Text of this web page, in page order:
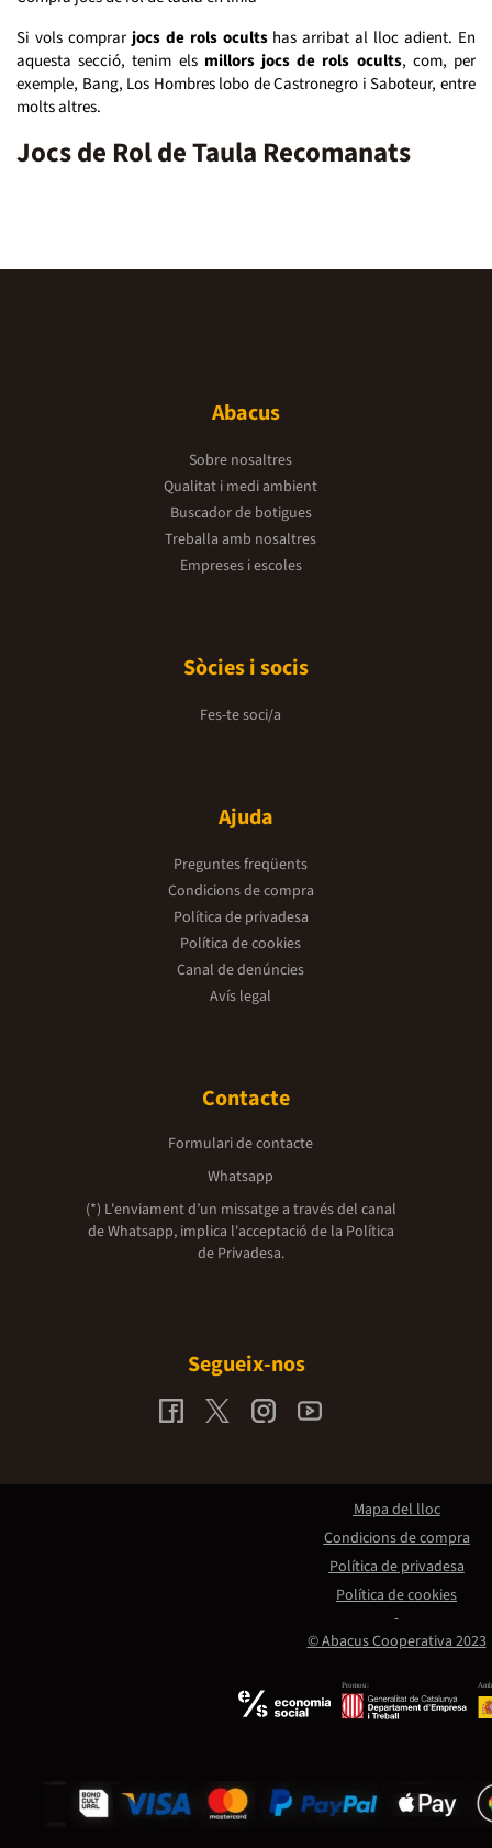
Si vols comprarjocs de rols ocultshas arribat al lloc adient. En
aquesta secció, tenim els millors jocs de rols ocults, com, per
exemple, Bang, Los Hombres lobo de Castronegro i Saboteur, entre
molts altres.
Jocs de Rol de Taula Recomanats
Abacus
Sobre nosaltres
Qualitat i medi ambient
Buscador de botigues
Treballa amb nosaltres
Empreses i escoles
Sòcies i socis
Fes-te soci/a
Ajuda
Preguntes freqüents
Condicions de compra
Política de privadesa
Política de cookies
Canal de denúncies
Avís legal
Contacte
Formulari de contacte
Whatsapp
(*) L'enviament d’un missatge a través del canal
de Whatsapp, implica l'acceptació de la Política
de Privadesa.
Segueix-nos
Promou:
© Abacus Cooperativa 2023
Mapa del lloc
Condicions de compra
Política de privadesa
Política de cookies